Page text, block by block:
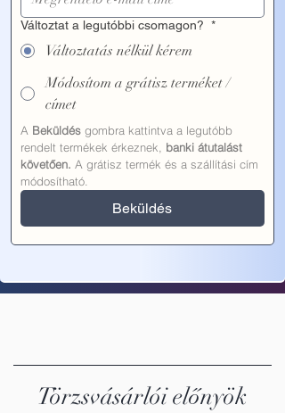
Változtat a legutóbbi csomagon? *
Változtatás nélkül kérem
Módosítom a grátisz terméket /
címet
A Beküldés gombra kattintva a legutóbb
rendelt termékek érkeznek, banki átutalást
követően. A grátisz termék és a szállítási cím
módosítható.
Beküldés
Törzsvásárlói előnyök